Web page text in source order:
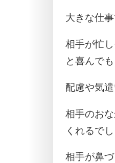
大きな仕
相手が忙
と喜んで
配慮や気
相手のお
くれるでし
相手が鼻